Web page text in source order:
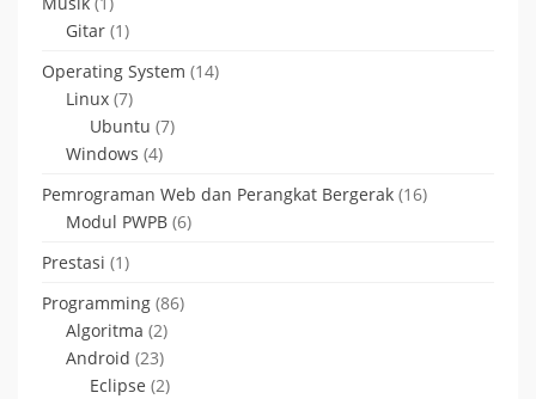
Gitar (1)
Operating System (14)
Linux (7)
Ubuntu (7)
Windows (4)
Pemrograman Web dan Perangkat Bergerak (16)
Modul PWPB (6)
Prestasi (1)
Programming (86)
Algoritma (2)
Android (23)
Eclipse (2)